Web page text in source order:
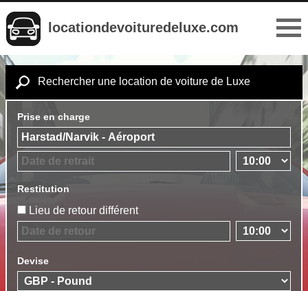
locationdevoituredeluxe.com
Rechercher une location de voiture de Luxe
Prise en charge
Restitution
Lieu de retour différent
Devise